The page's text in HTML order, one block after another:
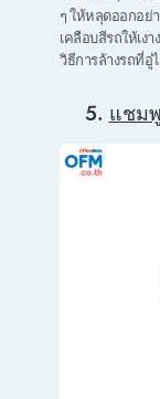
ๆ ให้หลุดออกอย่
เคลือบสีรถให้เ
วิธีการล้างรถที่อู่
5.แชม